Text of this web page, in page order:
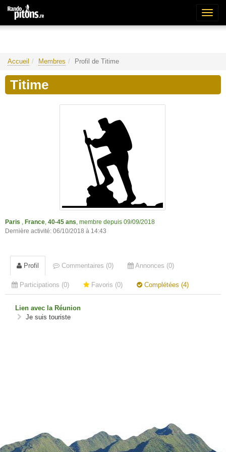
Accueil Membres Profil de Titime
Titime
Paris France 40-45 ans , membre depuis 09/09/2018
Dernière activité: 06/10/2018 à 14:43
Profil Commentaires (0) Annonces (0)
Participations (0) Favoris (0) Complétées (4)
Lien avec la Réunion
Je suis touriste